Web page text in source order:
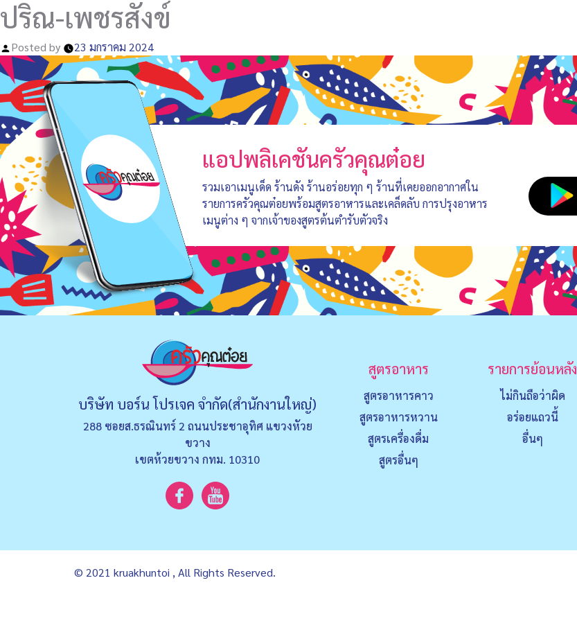
ปริณ-เพชรสังข์
Posted by 23 มกราคม 2024
แอปพลิเคชันครัวคุณต๋อย
รวมเอาเมนูเด็ด ร้านดัง ร้านอร่อยทุก ๆ ร้านที่เคยออกอากาศใน
รายการครัวคุณต๋อยพร้อมสูตรอาหารและเคล็ดลับ การปรุงอาหาร
เมนูต่าง ๆ จากเจ้าของสูตรต้นตำรับตัวจริง
บริษัท บอร์น โปรเจค จำกัด(สำนักงานใหญ่)
288 ซอยส.ธรณินทร์ 2 ถนนประชาอุทิศ แขวงหัวย
ขวาง
เขตห้วยขวาง กทม. 10310
สูตรอาหาร
สูตรอาหารคาว
สูตรอาหารหวาน
สูตรเครื่องดื่ม
สูตรอื่นๆ
รายการย้อนหลัง
ไม่กินถือว่าผิด
อร่อยแถวนี้
อื่นๆ
© 2021 kruakhuntoi , All Rights Reserved.